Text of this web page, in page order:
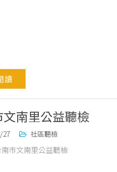
讀
文南里公益聽檢
27 社區聽檢
南市文南里公益聽檢